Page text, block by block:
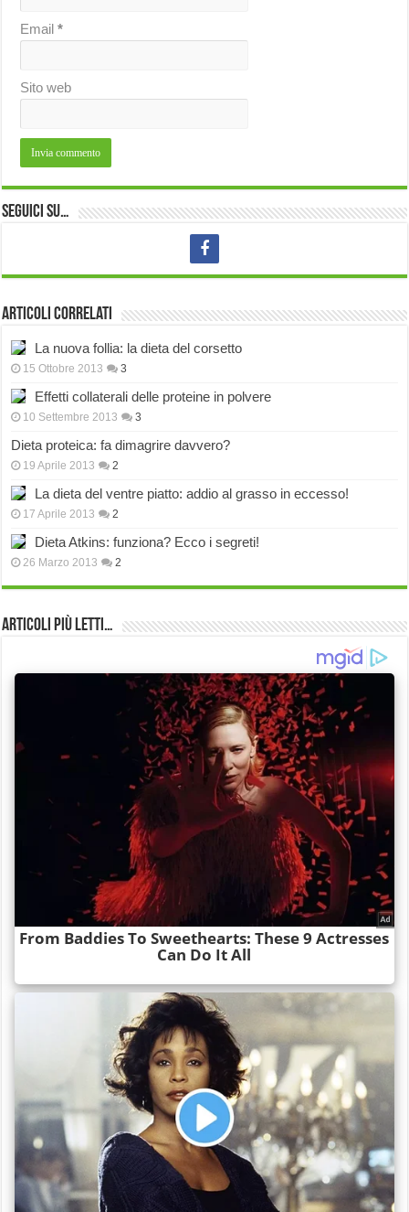
Email*
Sito web
Seguici su…
Articoli correlati
La nuova follia: la dieta del corsetto
15 Ottobre 2013 3
Effetti collaterali delle proteine in polvere
10 Settembre 2013 3
Dieta proteica: fa dimagrire davvero?
19 Aprile 2013 2
La dieta del ventre piatto: addio al grasso in eccesso!
17 Aprile 2013 2
Dieta Atkins: funziona? Ecco i segreti!
26 Marzo 2013 2
Articoli più Letti…